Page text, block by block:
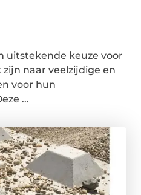
uitstekende keuze voor
naar veelzijdige en
voor hun
...